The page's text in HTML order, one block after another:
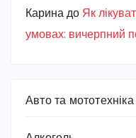
Карина до Як
умовах: вичерпний
Авто та мототехніка